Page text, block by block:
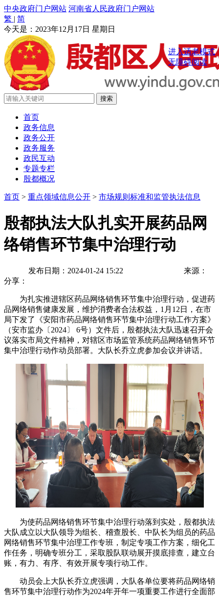
中央政府门户网站 河南省人民政府门户网站
繁 | 简
今天是： 2023年12月17日 星期日
进入适老模式
无障碍阅读
首页
政务信息
政务公开
政务服务
政民互动
专题专栏
殷都概况
首页 > 重点领域信息公开 > 市场规则标准和监管执法信息
殷都执法大队扎实开展药品网
络销售环节集中治理行动
发布日期：2024-01-24 15:22
来源：
分享：
为扎实推进辖区药品网络销售环节集中治理行动，促进药
品网络销售健康发展，维护消费者合法权益，1月12日，在市
局下发了《安阳市药品网络销售环节集中治理行动工作方案》
（安市监办〔2024〕 6号）文件后，殷都执法大队迅速召开会
议落实市局文件精神，对辖区市场监管系统药品网络销售环节
集中治理行动作动员部署。大队长乔立虎参加会议并讲话。
为使药品网络销售环节集中治理行动落到实处，殷都执法
大队成立以大队领导为组长、稽查股长、中队长为组员的药品
网络销售环节集中治理工作专班，制定专项工作方案，细化工
作任务，明确专班分工，采取股队联动展开摸底排查，建立台
账，有力、有序、有效开展专项行动工作。
动员会上大队长乔立虎强调，大队各单位要将药品网络销
售环节集中治理行动作为2024年开年一项重要工作进行全面部